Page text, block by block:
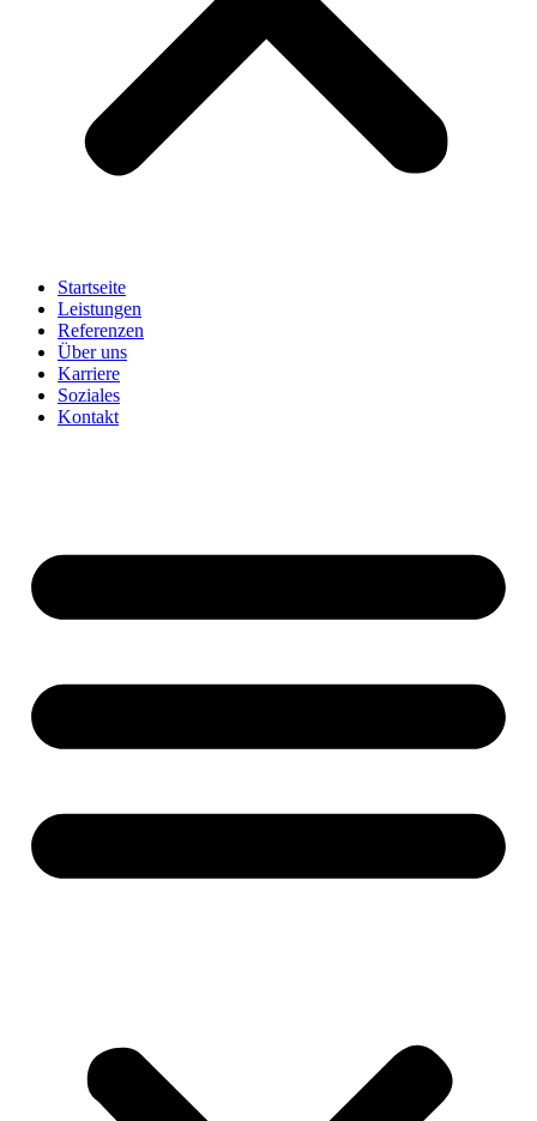
Startseite
Leistungen
Referenzen
Über uns
Karriere
Soziales
Kontakt